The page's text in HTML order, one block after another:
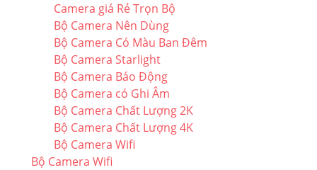
Camera giá Rẻ Trọn Bộ
Bộ Camera Nên Dùng
Bộ Camera Có Màu Ban Đêm
Bộ Camera Starlight
Bộ Camera Báo Động
Bộ Camera có Ghi Âm
Bộ Camera Chất Lượng 2K
Bộ Camera Chất Lượng 4K
Bộ Camera Wifi
Bộ Camera Wifi